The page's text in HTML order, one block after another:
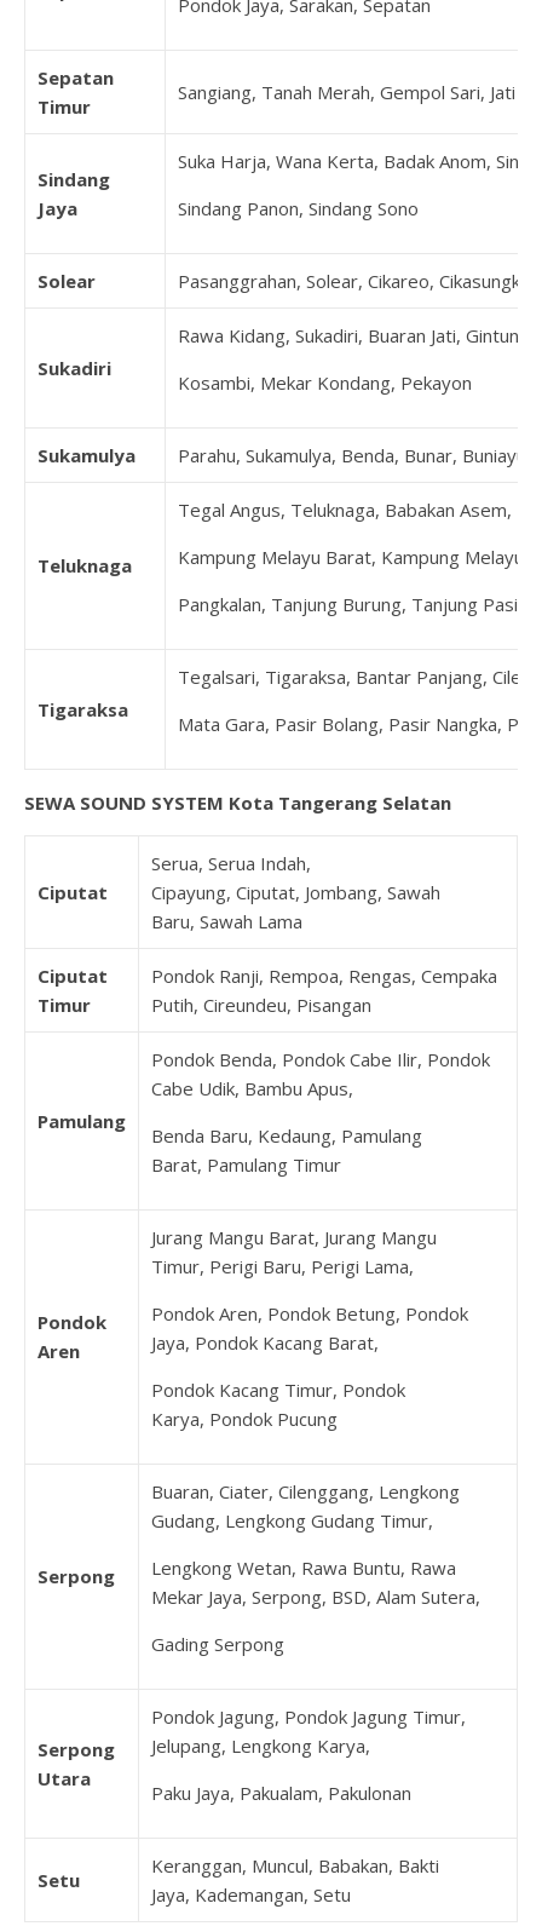
Pondok Jaya, Sarakan, Sepatan
Sepatan
Timur
Sangiang, Tanah Merah, Gempol Sari, Jati
Sindang
Jaya
Suka Harja, Wana Kerta, Badak Anom,
Sindang Panon, Sindang Sono
Solear Pasanggrahan, Solear, Cikareo,
Sukadiri
Rawa Kidang, Sukadiri, Buaran Jati,
Kosambi, Mekar Kondang, Pekayon
Sukamulya Parahu, Sukamulya, Benda, Bunar,
Teluknaga
Tegal Angus, Teluknaga, Babakan Asem,
Kampung Melayu Barat, Kampung Melayu
Pangkalan, Tanjung Burung, Tanjung Pasir
Tigaraksa
Tegalsari, Tigaraksa, Bantar Panjang,
Mata Gara, Pasir Bolang, Pasir Nangka,
SEWA SOUND SYSTEM Kota Tangerang Selatan
Ciputat
Serua, Serua Indah,
Cipayung, Ciputat, Jombang, Sawah
Baru, Sawah Lama
Ciputat
Timur
Pondok Ranji, Rempoa, Rengas, Cempaka
Putih, Cireundeu, Pisangan
Pamulang
Pondok Benda, Pondok Cabe Ilir, Pondok
Cabe Udik, Bambu Apus,
Benda Baru, Kedaung, Pamulang
Barat, Pamulang Timur
Pondok
Aren
Jurang Mangu Barat, Jurang Mangu
Timur, Perigi Baru, Perigi Lama,
Pondok Aren, Pondok Betung, Pondok
Jaya, Pondok Kacang Barat,
Pondok Kacang Timur, Pondok
Karya, Pondok Pucung
Serpong
Buaran, Ciater, Cilenggang, Lengkong
Gudang, Lengkong Gudang Timur,
Lengkong Wetan, Rawa Buntu, Rawa
Mekar Jaya, Serpong, BSD, Alam Sutera,
Gading Serpong
Serpong
Utara
Pondok Jagung, Pondok Jagung Timur,
Jelupang, Lengkong Karya,
Paku Jaya, Pakualam, Pakulonan
Setu
Keranggan, Muncul, Babakan, Bakti
Jaya, Kademangan, Setu